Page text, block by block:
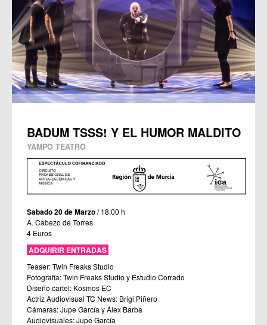
BADUM TSSS! Y EL HUMOR MALDITO
YAMPO TEATRO
Sabado 20 de Marzo/ 18:00 h
A. Cabezo de Torres
4 Euros
ADQUIRIR ENTRADAS
Teaser: Twin Freaks Studio
Fotografía: Twin Freaks Studio y Estudio Corrado
Diseño cartel: Kosmos EC
Actriz Audiovisual TC News: Brigi Piñero
Cámaras: Jupe García y Álex Barba
Audiovisuales: Jupe García